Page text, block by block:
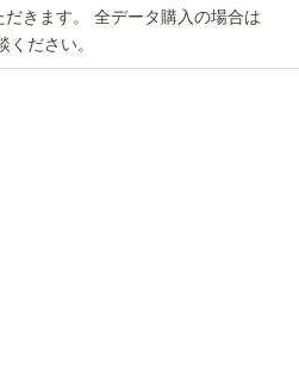
きます。 全データ購入の場合は
ださい。